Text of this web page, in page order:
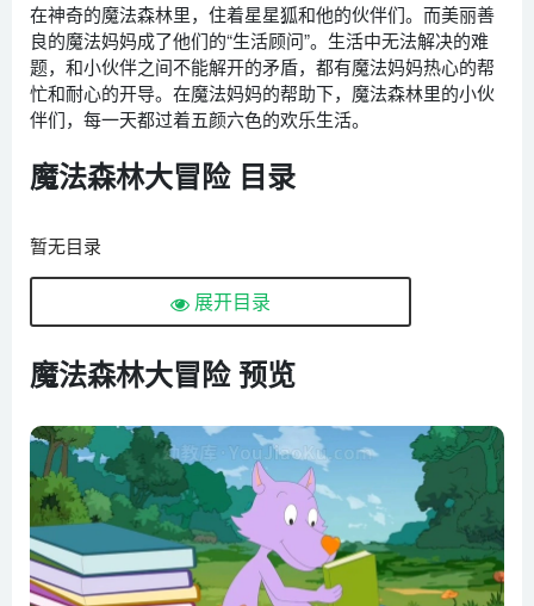
在神奇的魔法森林里，住着星星狐和他的伙伴们。而美丽善
良的魔法妈妈成了他们的“生活顾问”。生活中无法解决的难
题，和小伙伴之间不能解开的矛盾，都有魔法妈妈热心的帮
忙和耐心的开导。在魔法妈妈的帮助下，魔法森林里的小伙
伴们，每一天都过着五颜六色的欢乐生活。
魔法森林大冒险 目录
暂无目录
展开目录
魔法森林大冒险 预览